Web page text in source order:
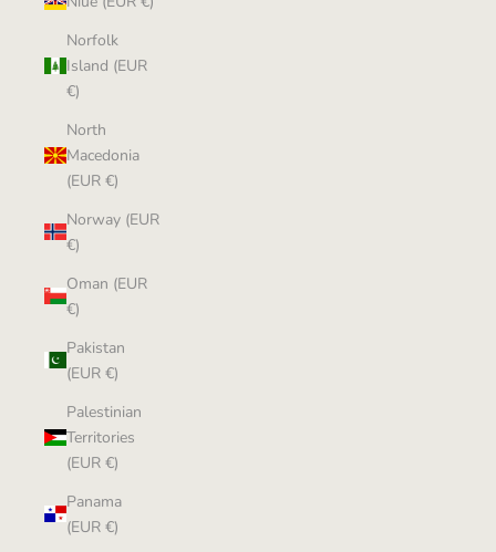
Norfolk
Island (EUR
€)
North
Macedonia
(EUR €)
Norway (EUR
€)
Oman (EUR
€)
Pakistan
(EUR €)
Palestinian
Territories
(EUR €)
Panama
(EUR €)